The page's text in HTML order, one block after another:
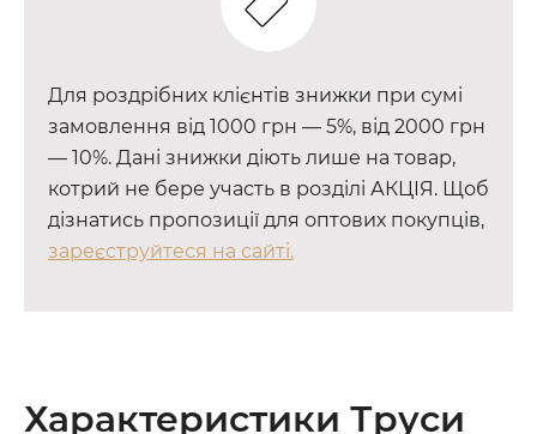
Для роздрібних клієнтів знижки при сумі
замовлення від 1000 грн — 5%, від 2000 грн
— 10%. Дані знижки діють лише на товар,
котрий не бере участь в розділі АКЦІЯ. Щоб
дізнатись пропозиції для оптових покупців,
зареєструйтеся на сайті.
Характеристики Труси